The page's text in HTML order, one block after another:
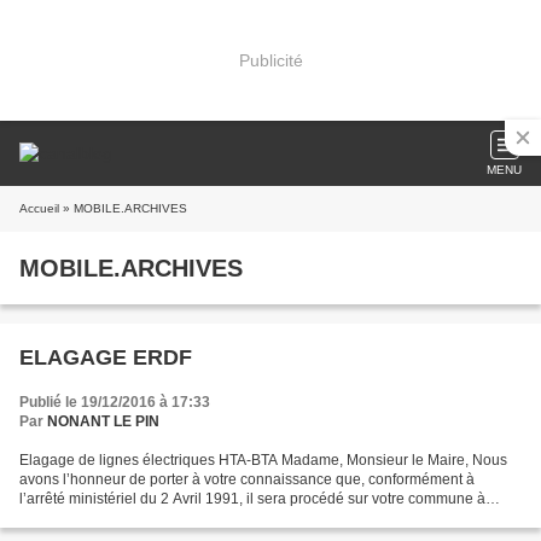
Publicité
MENU
Accueil » MOBILE.ARCHIVES
MOBILE.ARCHIVES
ELAGAGE ERDF
Publié le 19/12/2016 à 17:33
Par NONANT LE PIN
Elagage de lignes électriques HTA-BTA Madame, Monsieur le Maire, Nous
avons l’honneur de porter à votre connaissance que, conformément à
l’arrêté ministériel du 2 Avril 1991, il sera procédé sur votre commune à